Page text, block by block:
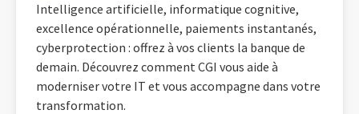
Intelligence artificielle, informatique cognitive,
excellence opérationnelle, paiements instantanés,
cyberprotection : offrez à vos clients la banque de
demain. Découvrez comment CGI vous aide à
moderniser votre IT et vous accompagne dans votre
transformation.